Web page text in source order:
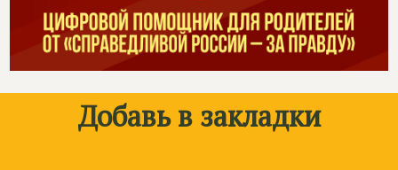
Добавь в закладки